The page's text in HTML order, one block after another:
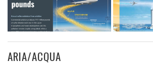
ARIA/ACQUA